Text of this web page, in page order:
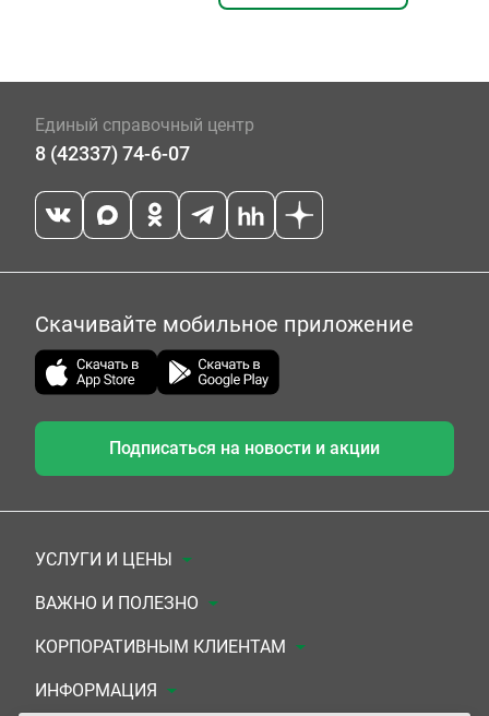
Единый справочный центр
8 (42337) 74-6-07
Скачивайте мобильное приложение
Подписаться на новости и акции
УСЛУГИ И ЦЕНЫ
Анализы
Комплексы
УЗИ
ВАЖНО И ПОЛЕЗНО
Документы для заключения договора
Система скидок
КОРПОРАТИВНЫМ КЛИЕНТАМ
Медицинским организациям
ИНФОРМАЦИЯ